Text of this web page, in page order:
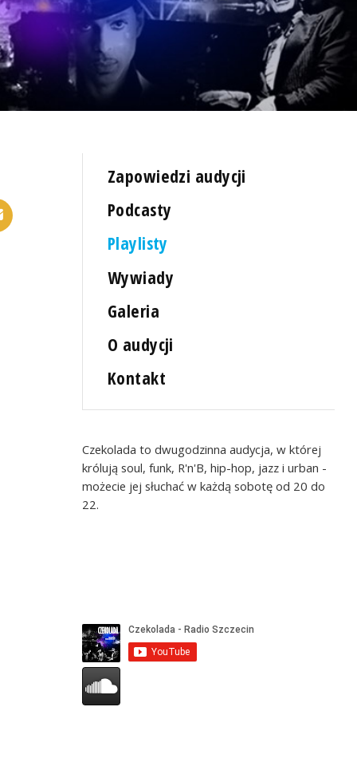
Zapowiedzi audycji
Podcasty
Playlisty
Wywiady
Galeria
O audycji
Kontakt
Czekolada to dwugodzinna audycja, w której
królują soul, funk, R'n'B, hip-hop, jazz i urban -
możecie jej słuchać w każdą sobotę od 20 do
22.